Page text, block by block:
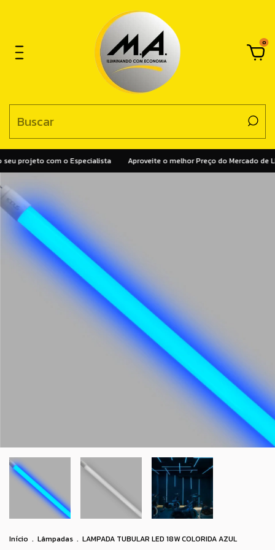
0
projeto com o Especialista Aproveite o melhor Preço do Mercado de
Início . Lâmpadas . LAMPADA TUBULAR LED 18W COLORIDA AZUL